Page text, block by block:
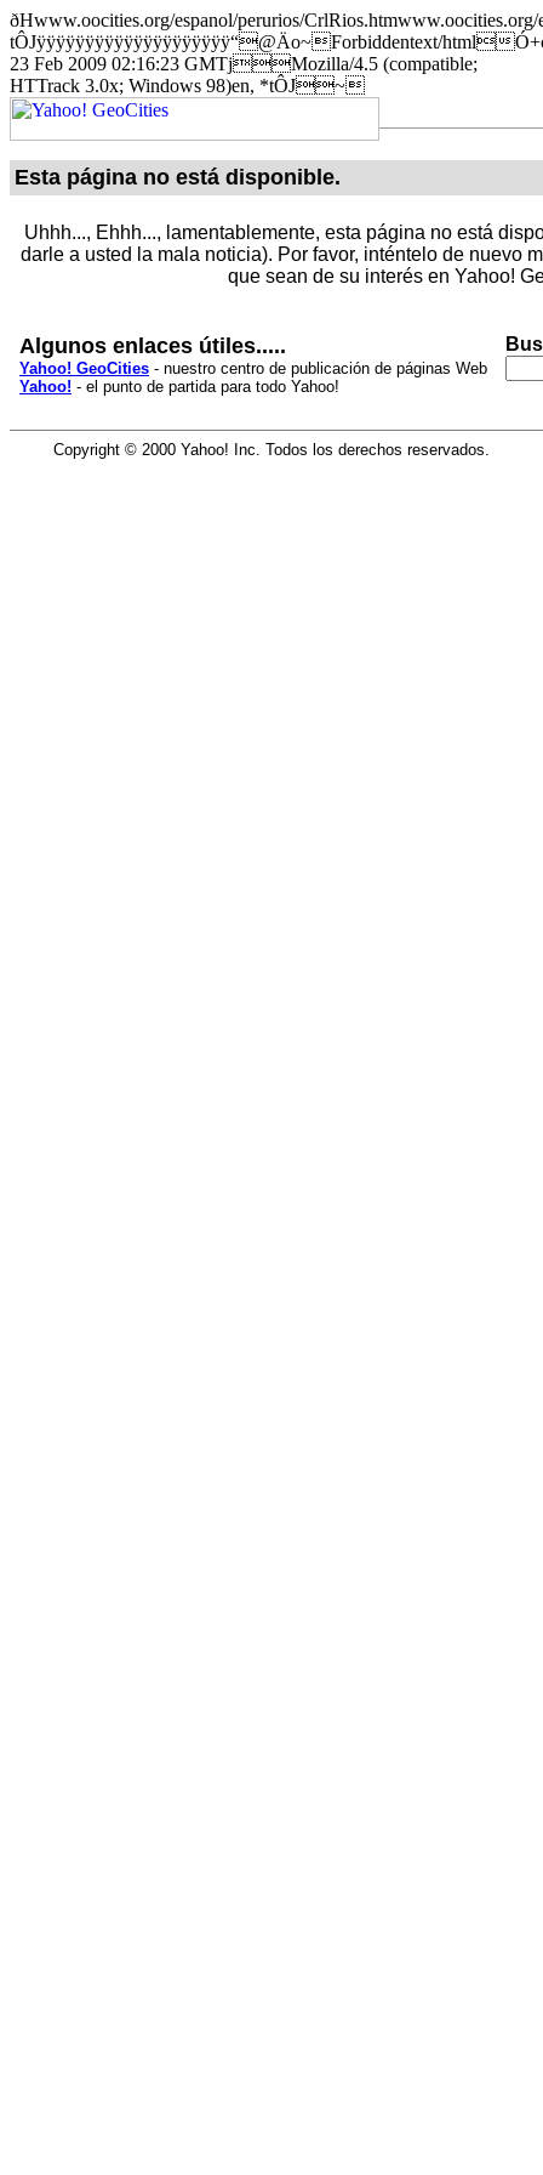
ðHwww.oocities.org/espanol/perurios/
tÔJÿÿÿÿÿÿÿÿÿÿÿÿÿÿÿÿÿÿÿÿ“@Äo~Forbiddentext/html
23 Feb 2009 02:16:23 GMTjMozilla/4.5 (compatible;
HTTrack 3.0x; Windows 98)en, *­tÔJ~
Esta página no está disponible.
Uhhh..., Ehhh..., lamentablemente, esta página no está
darle a usted la mala noticia). Por favor, inténtelo de nuevo
que sean de su interés en Yahoo!
Algunos enlaces útiles.....
Yahoo! GeoCities - nuestro centro de publicación de páginas Web
Yahoo! - el punto de partida para todo Yahoo!
Copyright © 2000 Yahoo! Inc. Todos los derechos reservados.